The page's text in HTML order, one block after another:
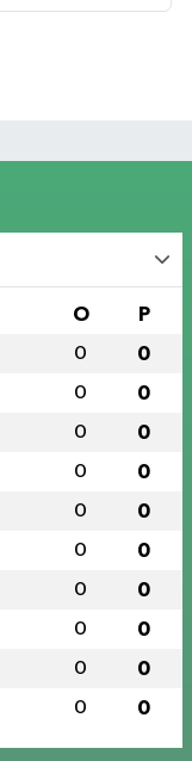
O P
0 0
0 0
0 0
0 0
0 0
0 0
0 0
0 0
0 0
0 0